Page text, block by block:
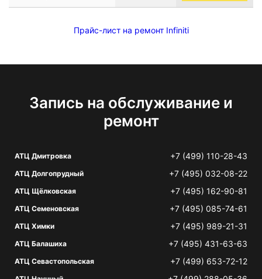
Прайс-лист на ремонт Infiniti
Запись на обслуживание и
ремонт
АТЦ Дмитровка +7 (499) 110-28-43
АТЦ Долгопрудный +7 (495) 032-08-22
АТЦ Щёлковская +7 (495) 162-90-81
АТЦ Семеновская +7 (495) 085-74-61
АТЦ Химки +7 (495) 989-21-31
АТЦ Балашиха +7 (495) 431-63-63
АТЦ Севастопольская +7 (499) 653-72-12